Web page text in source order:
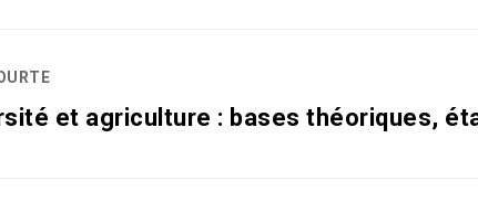
et agriculture : bases théoriques,